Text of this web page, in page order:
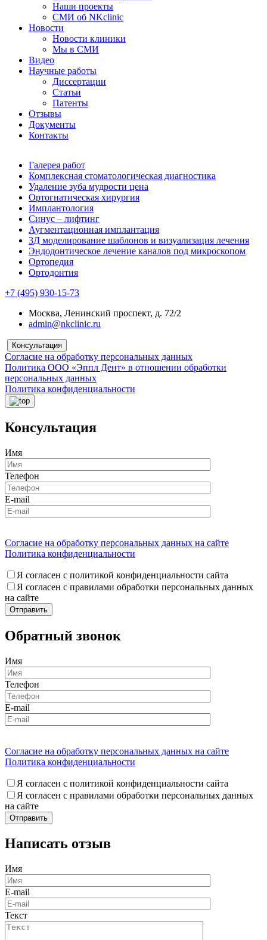
Наши проекты
СМИ об NKclinic
Новости
Новости клиники
Мы в СМИ
Видео
Научные работы
Диссертации
Статьи
Патенты
Отзывы
Документы
Контакты
Галерея работ
Комплексная стоматологическая диагностика
Удаление зуба мудрости цена
Ортогнатическая хирургия
Имплантология
Синус – лифтинг
Аугментационная имплантация
3Д моделирование шаблонов и визуализация лечения
Эндодонтическое лечение каналов под микроскопом
Ортопедия
Ортодонтия
+7 (495) 930-15-73
Москва, Ленинский проспект, д. 72/2
admin@nkclinic.ru
Консультация
Согласие на обработку персональных данных
Политика ООО «Эппл Дент» в отношении обработки
персональных данных
Политика конфиденциальности
Консультация
Имя
Телефон
E-mail
Согласие на обработку персональных данных на сайте
Политика конфиденциальности
Я согласен с политикой конфиденциальности сайта
Я согласен с правилами обработки персональных данных
на сайте
Обратный звонок
Имя
Телефон
E-mail
Согласие на обработку персональных данных на сайте
Политика конфиденциальности
Я согласен с политикой конфиденциальности сайта
Я согласен с правилами обработки персональных данных
на сайте
Написать отзыв
Имя
E-mail
Текст